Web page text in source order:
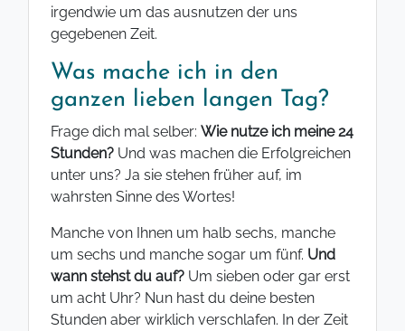
irgendwie um das ausnutzen der uns
gegebenen Zeit.
Was mache ich in den
ganzen lieben langen Tag?
Frage dich mal selber: Wie nutze ich meine 24
Stunden? Und was machen die Erfolgreichen
unter uns? Ja sie stehen früher auf, im
wahrsten Sinne des Wortes!
Manche von Ihnen um halb sechs, manche
um sechs und manche sogar um fünf. Und
wann stehst du auf? Um sieben oder gar erst
um acht Uhr? Nun hast du deine besten
Stunden aber wirklich verschlafen. In der Zeit